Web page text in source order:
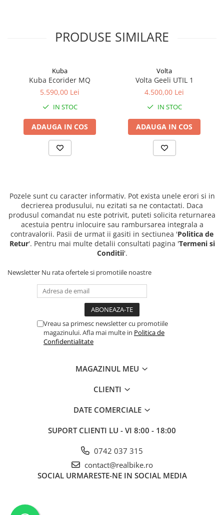
PRODUSE SIMILARE
Kuba
Kuba Ecorider MQ
5.590,00 Lei
IN STOC
ADAUGA IN COS
Volta
Volta Geeli UTIL 1
4.500,00 Lei
IN STOC
ADAUGA IN COS
Pozele sunt cu caracter informativ. Pot exista unele erori si in
decrierea produsului, nu ezitati sa ne contactati. Daca
produsul comandat nu este potrivit, puteti solicita returnarea
acestuia pentru inlocuire sau rambursarea integrala a
contravalorii. Pasii de urmat ii gasiti in sectiunea 'Politica de
Retur'. Pentru mai multe detalii consultati pagina 'Termeni si
Conditii'.
Newsletter Nu rata ofertele si promotiile noastre
Vreau sa primesc newsletter cu promotiile
magazinului. Afla mai multe in Politica de
Confidentialitate
MAGAZINUL MEU
CLIENTI
DATE COMERCIALE
SUPORT CLIENTI LU - VI 8:00 - 18:00
0742 037 315
contact@realbike.ro
SOCIAL URMARESTE-NE IN SOCIAL MEDIA